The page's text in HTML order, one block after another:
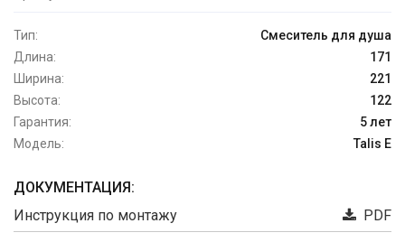
Тип:
Смеситель для душа
Длина:
171
Ширина:
221
Высота:
122
Гарантия:
5 лет
Модель:
Talis E
ДОКУМЕНТАЦИЯ:
Инструкция по монтажу
PDF